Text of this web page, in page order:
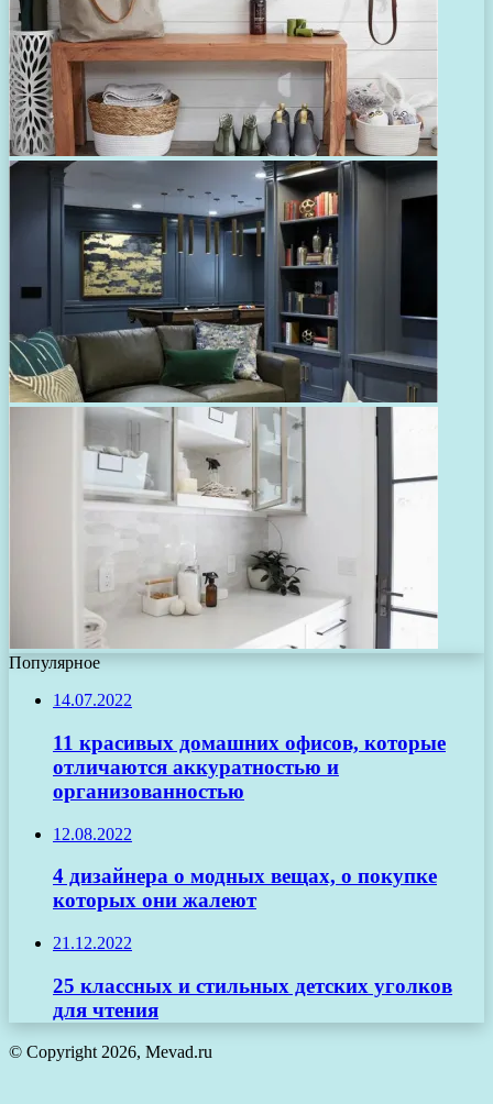
Популярное
14.07.2022
11 красивых домашних офисов, которые
отличаются аккуратностью и
организованностью
12.08.2022
4 дизайнера о модных вещах, о покупке
которых они жалеют
21.12.2022
25 классных и стильных детских уголков
для чтения
© Copyright 2026, Mevad.ru